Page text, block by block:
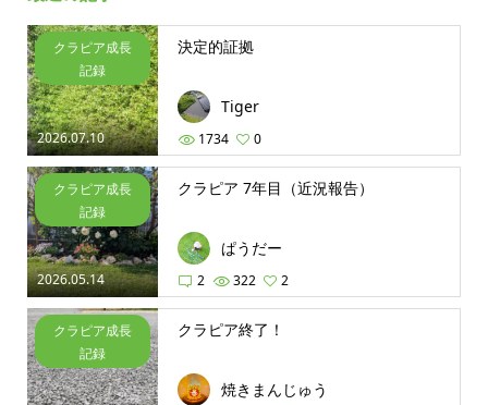
2026.07.10
クラピア成長
記録
決定的証拠
Tiger
1734 0
2026.05.14
クラピア成長
記録
クラピア 7年目（近況報告）
ぱうだー
2 322 2
クラピア成長
記録
クラピア終了！
焼きまんじゅう